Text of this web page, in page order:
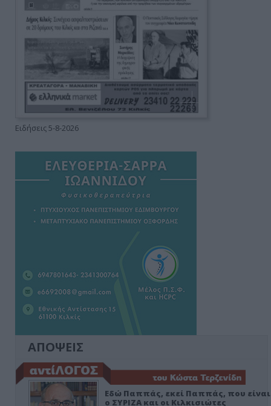
Ειδήσεις 5-8-2026
ΑΠΟΨΕΙΣ
Εδώ Παππάς, εκεί Παππάς, που είναι
ο ΣΥΡΙΖΑ και οι Κιλκισιώτες